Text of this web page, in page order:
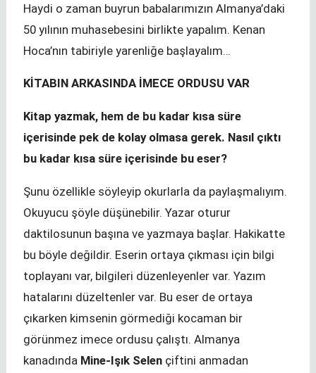
Haydi o zaman buyrun babalarımızın Almanya’daki
50 yılının muhasebesini birlikte yapalım. Kenan
Hoca’nın tabiriyle yarenliğe başlayalım…
KİTABIN ARKASINDA İMECE ORDUSU VAR
Kitap yazmak, hem de bu kadar kısa süre
içerisinde pek de kolay olmasa gerek. Nasıl çıktı
bu kadar kısa süre içerisinde bu eser?
Şunu özellikle söyleyip okurlarla da paylaşmalıyım.
Okuyucu şöyle düşünebilir. Yazar oturur
daktilosunun başına ve yazmaya başlar. Hakikatte
bu böyle değildir. Eserin ortaya çıkması için bilgi
toplayanı var, bilgileri düzenleyenler var. Yazım
hatalarını düzeltenler var. Bu eser de ortaya
çıkarken kimsenin görmediği kocaman bir
görünmez imece ordusu çalıştı. Almanya
kanadında Mine-Işık Selen çiftini anmadan